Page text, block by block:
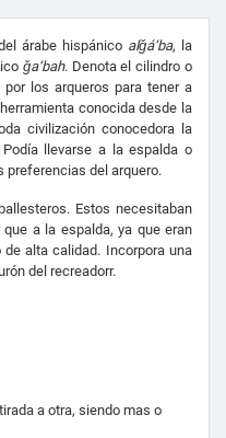
árabe hispánico alǧá‘ba, la
ǧa‘bah. Denota el cilindro o
los arqueros para tener a
conocida desde la
civilización conocedora la
llevarse a la espalda o
preferencias del arquero.
Estos necesitaban
a la espalda, ya que eran
alta calidad. Incorpora una
del recreadorr.
a otra, siendo mas o